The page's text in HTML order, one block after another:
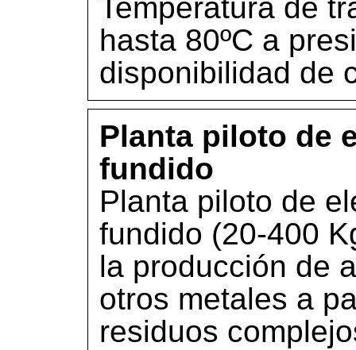
Temperatura de
hasta 80ºC a
disponibilidad de
Planta piloto de
fundido
Planta piloto de
fundido (20-400
la producción de
otros metales a
residuos